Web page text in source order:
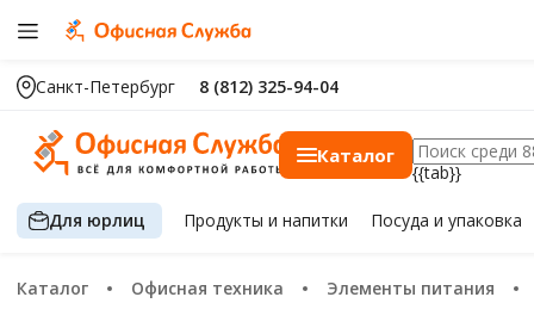
Санкт-Петербург 8 (812) 325-94-04
Каталог
{{tab}}
Для юрлиц Продуктыи напитки Посуда и упаковка
Каталог Офисная техника Элементы питания